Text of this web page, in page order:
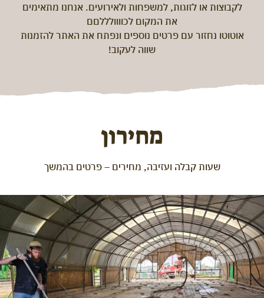
לקבוצות או לזוגות, למשפחות ולאירועים. אנחנו מתאימים
את המקום לכוווולללםם
אוטוטו נחזור עם פרטים נוספים ונפתח את האתר להזמנות
שווה לעקוב!
מחירון
שעות קבלה ועזיבה, מחירים – פרטים בהמשך